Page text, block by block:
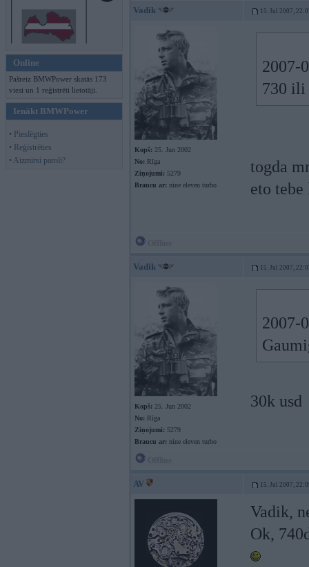
Online
Pašreiz BMWPower skatās 173
viesi un 1 reģistrēti lietotāji.
Ienākt BMWPower
• Pieslēgties
• Reģistrēties
• Aizmirsi paroli?
Vadik 15. Jul 2007,
Kopš: 25. Jun 2002
No: Rīga
Ziņojumi: 5279
Braucu ar: nine eleven turbo
2007-
730 ili
togda
eto
Vadik 15. Jul 2007,
Kopš: 25. Jun 2002
No: Rīga
Ziņojumi: 5279
Braucu ar: nine eleven turbo
2007-
30k usd
AV 15. Jul 2007,
Vadik,
Ok,